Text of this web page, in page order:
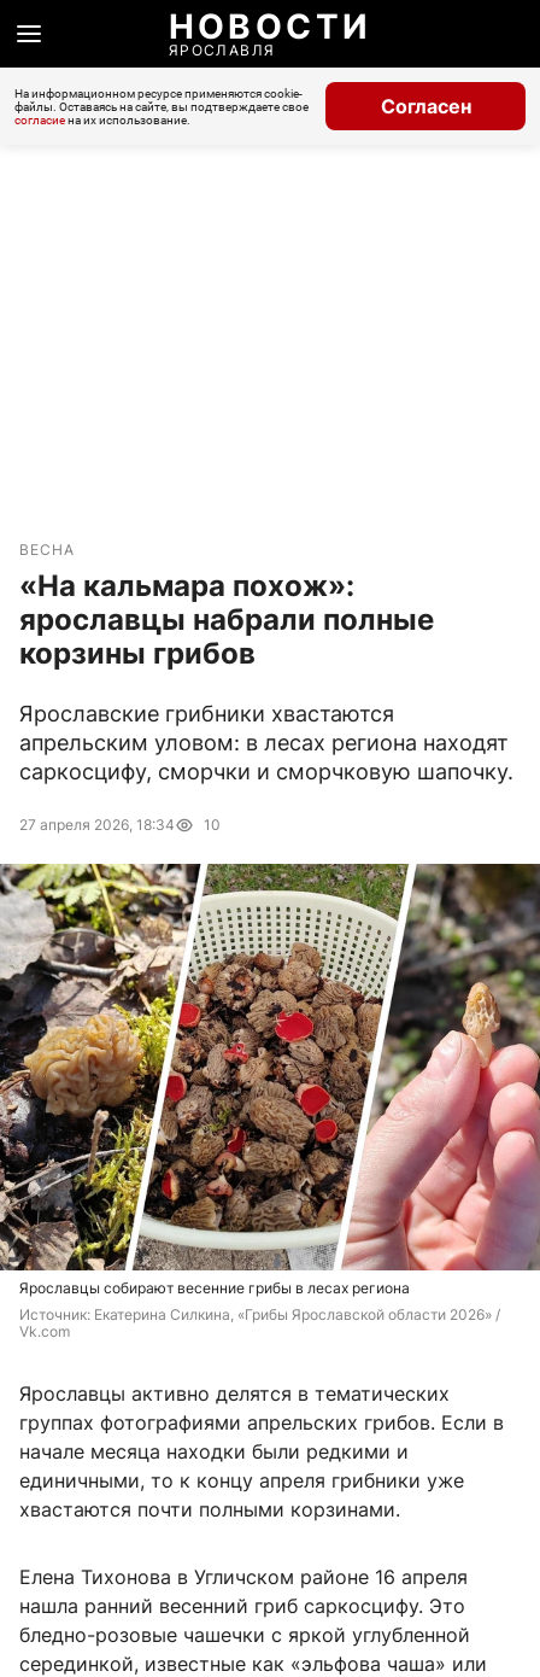
НОВОСТИ
ЯРОСЛАВЛЯ
На информационном ресурсе применяются cookie-
файлы. Оставаясь на сайте, вы подтверждаете свое
согласиена их использование.
Согласен
ВЕСНА
«На кальмара похож»:
ярославцы набрали полные
корзины грибов
Ярославские грибники хвастаются
апрельским уловом: в лесах региона находят
саркосцифу, сморчки и сморчковую шапочку.
27 апреля 2026, 18:34 10
Ярославцы собирают весенние грибы в лесах региона
Источник: Екатерина Силкина, «Грибы Ярославской области 2026» /
Vk.com
Ярославцы активно делятся в тематических
группах фотографиями апрельских грибов. Если в
начале месяца находки были редкими и
единичными, то к концу апреля грибники уже
хвастаются почти полными корзинами.
Елена Тихонова в Угличском районе 16 апреля
нашла ранний весенний гриб саркосцифу. Это
бледно-розовые чашечки с яркой углубленной
серединкой, известные как «эльфова чаша» или